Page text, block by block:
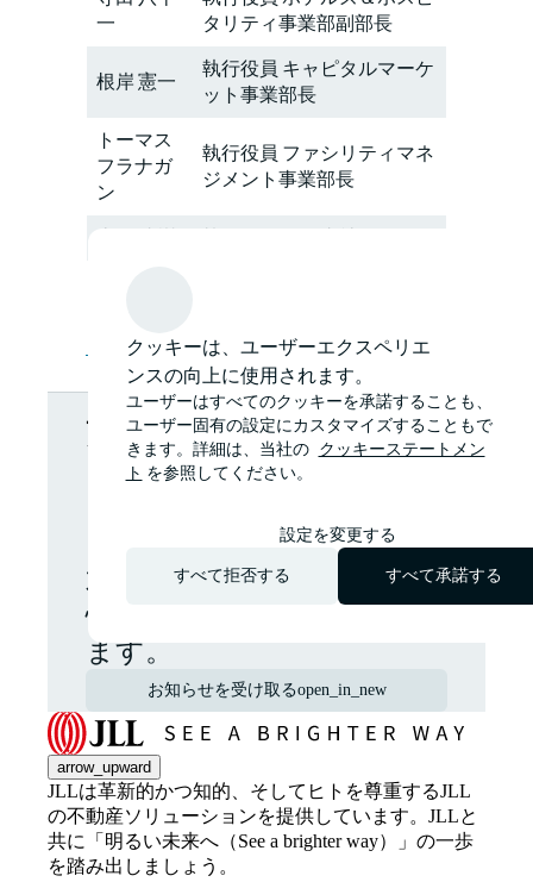
一
タリティ事業部副部長
根岸 憲一
執行役員 キャピタルマーケ
ット事業部長
トーマス
フラナガ
ン
執行役員 ファシリティマネ
ジメント事業部長
リリースPDF版
最新情報を受
け取る
グローバルおよび各地域の
不動産市場に関する最新の
情報やニュースをお届けし
ます。
お知らせを受け取るopen_in_new
arrow_upward
JLLは革新的かつ知的、そしてヒトを尊重するJLL
の不動産ソリューションを提供しています。JLLと
共に「明るい未来へ（See a brighter way）」の一歩
を踏み出しましょう。
クッキーは、ユーザーエクスペリエ
ンスの向上に使用されます。
ユーザーはすべてのクッキーを承諾することも、
ユーザー固有の設定にカスタマイズすることもで
きます。詳細は、当社の クッキーステートメン
トを参照してください。
設定を変更する
すべて拒否する
すべて承諾する